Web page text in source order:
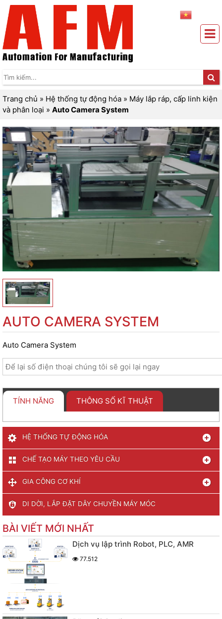
Trang chủ » Hệ thống tự động hóa » Máy lắp ráp, cấp linh kiện
và phân loại » Auto Camera System
AUTO CAMERA SYSTEM
Auto Camera System
TÍNH NĂNG THÔNG SỐ KĨ THUẬT
HỆ THỐNG TỰ ĐỘNG HÓA
CHẾ TẠO MÁY THEO YÊU CẦU
GIA CÔNG CƠ KHÍ
DI DỜI, LẮP ĐẶT DÂY CHUYỀN MÁY MÓC
BÀI VIẾT MỚI NHẤT
Dịch vụ lập trình Robot, PLC, AMR
77.512